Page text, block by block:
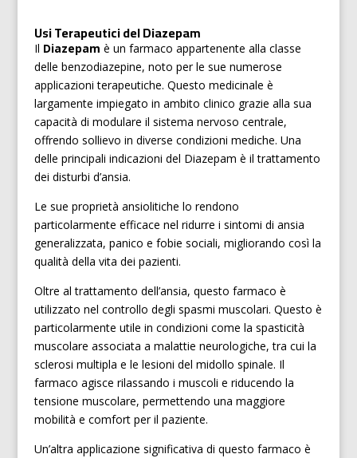
Usi Terapeutici del Diazepam
Il Diazepam è un farmaco appartenente alla classe
delle benzodiazepine, noto per le sue numerose
applicazioni terapeutiche. Questo medicinale è
largamente impiegato in ambito clinico grazie alla sua
capacità di modulare il sistema nervoso centrale,
offrendo sollievo in diverse condizioni mediche. Una
delle principali indicazioni del Diazepam è il trattamento
dei disturbi d’ansia.
Le sue proprietà ansiolitiche lo rendono
particolarmente efficace nel ridurre i sintomi di ansia
generalizzata, panico e fobie sociali, migliorando così la
qualità della vita dei pazienti.
Oltre al trattamento dell’ansia, questo farmaco è
utilizzato nel controllo degli spasmi muscolari. Questo è
particolarmente utile in condizioni come la spasticità
muscolare associata a malattie neurologiche, tra cui la
sclerosi multipla e le lesioni del midollo spinale. Il
farmaco agisce rilassando i muscoli e riducendo la
tensione muscolare, permettendo una maggiore
mobilità e comfort per il paziente.
Un’altra applicazione significativa di questo farmaco è